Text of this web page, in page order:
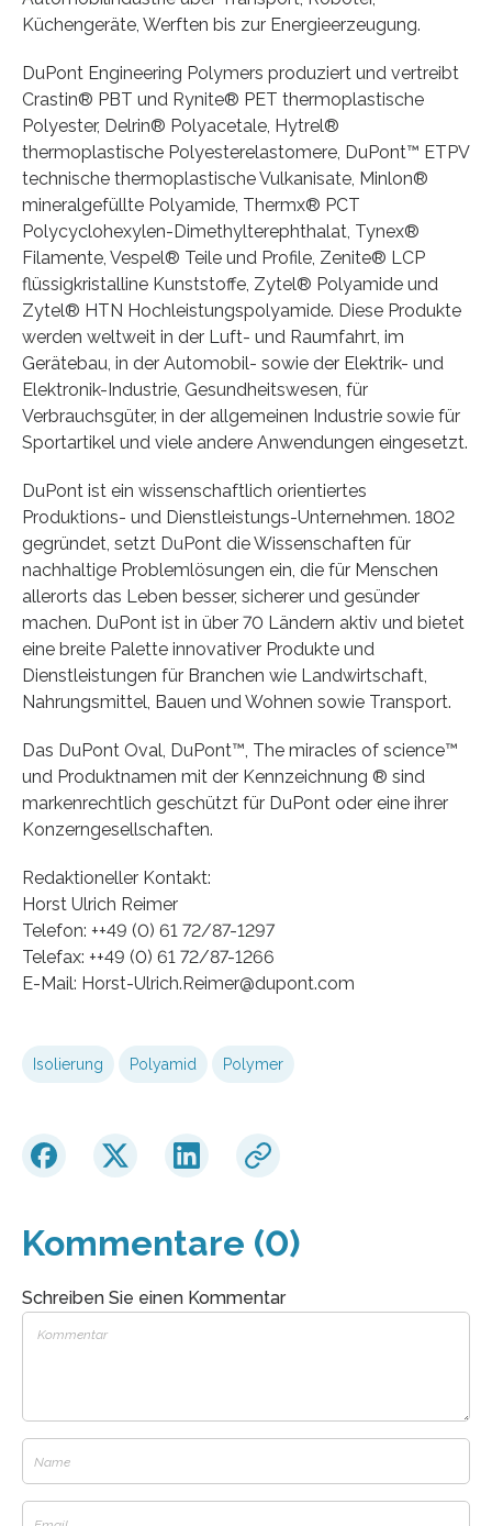
Küchengeräte, Werften bis zur Energieerzeugung.
DuPont Engineering Polymers produziert und vertreibt
Crastin® PBT und Rynite® PET thermoplastische
Polyester, Delrin® Polyacetale, Hytrel®
thermoplastische Polyesterelastomere, DuPont™ ETPV
technische thermoplastische Vulkanisate, Minlon®
mineralgefüllte Polyamide, Thermx® PCT
Polycyclohexylen-Dimethylterephthalat, Tynex®
Filamente, Vespel® Teile und Profile, Zenite® LCP
flüssigkristalline Kunststoffe, Zytel® Polyamide und
Zytel® HTN Hochleistungspolyamide. Diese Produkte
werden weltweit in der Luft- und Raumfahrt, im
Gerätebau, in der Automobil- sowie der Elektrik- und
Elektronik-Industrie, Gesundheitswesen, für
Verbrauchsgüter, in der allgemeinen Industrie sowie für
Sportartikel und viele andere Anwendungen eingesetzt.
DuPont ist ein wissenschaftlich orientiertes
Produktions- und Dienstleistungs-Unternehmen. 1802
gegründet, setzt DuPont die Wissenschaften für
nachhaltige Problemlösungen ein, die für Menschen
allerorts das Leben besser, sicherer und gesünder
machen. DuPont ist in über 70 Ländern aktiv und bietet
eine breite Palette innovativer Produkte und
Dienstleistungen für Branchen wie Landwirtschaft,
Nahrungsmittel, Bauen und Wohnen sowie Transport.
Das DuPont Oval, DuPont™, The miracles of science™
und Produktnamen mit der Kennzeichnung ® sind
markenrechtlich geschützt für DuPont oder eine ihrer
Konzerngesellschaften.
Redaktioneller Kontakt:
Horst Ulrich Reimer
Telefon: ++49 (0) 61 72/87-1297
Telefax: ++49 (0) 61 72/87-1266
E-Mail: Horst-Ulrich.Reimer@dupont.com
Isolierung Polyamid Polymer
Kommentare (0)
Schreiben Sie einen Kommentar